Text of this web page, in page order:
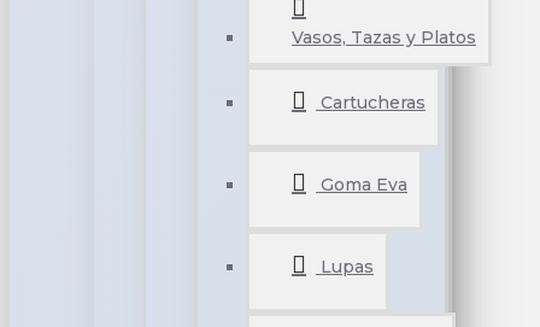
Vasos, Tazas y Platos
Cartucheras
Goma Eva
Lupas